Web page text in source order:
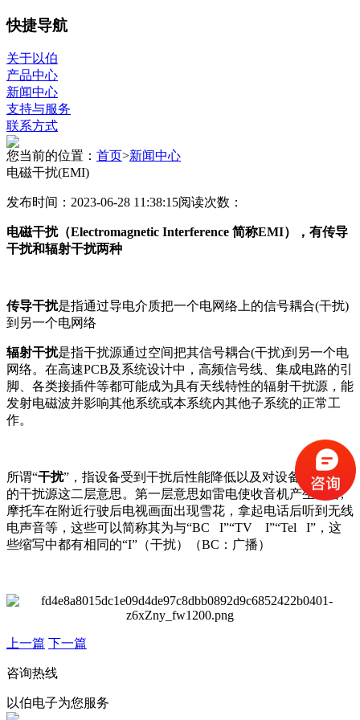
快捷导航
关于以伯
产品中心
新闻中心
支持与服务
联系方式
您当前的位置： 首页>新闻中心
电磁干扰(EMI)
发布时间：2023-06-28 11:38:15阅读次数：
电磁干扰（Electromagnetic Interference 简称EMI）， 有传导
干扰和辐射干扰两种
传导干扰是指通过导电介质把一个电网络上的信号耦合(干扰)
到另一个电网络
辐射干扰是指干扰源通过空间把其信号耦合(干扰)到另一个电
网络。在高速PCB及系统设计中，高频信号线、集成电路的引
脚、各类接插件等都可能成为具有天线特性的辐射干扰源，能
发射电磁波并影响其他系统或本系统内其他子系统的正常工
作。
所谓“干扰”，指设备受到干扰后性能降低以及对设备产生干扰
的干扰源这二层意思。第一层意思如雷电使收音机产生杂音,
摩托车在附近行驶后电视画面出现雪花，拿起电话后听到无线
电声音等，这些可以简称其为与“BC I”“TV I”“Tel I”，这
些缩写中都有相同的“I”（干扰）（BC：广播）
上一篇 下一篇
咨询热线
以伯电子为您服务